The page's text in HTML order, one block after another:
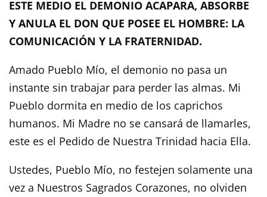
ESTE MEDIO EL DEMONIO ACAPARA, ABSORBE
Y ANULA EL DON QUE POSEE EL HOMBRE: LA
COMUNICACIÓN Y LA FRATERNIDAD.
Amado Pueblo Mío, el demonio no pasa un
instante sin trabajar para perder las almas. Mi
Pueblo dormita en medio de los caprichos
humanos. Mi Madre no se cansará de llamarles,
este es el Pedido de Nuestra Trinidad hacia Ella.
Ustedes, Pueblo Mío, no festejen solamente una
vez a Nuestros Sagrados Corazones, no olviden